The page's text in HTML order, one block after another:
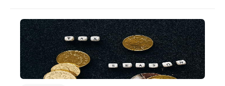
ps://blog.naver.com/jang-sung/223786594281택스신의 사
건수첩 - 태아의 유산, 불편한 진실안녕하세요? 세무회
계 장성의 신세무사입니다. 오늘은 택스신의 사건수첩
첫번째 주제로서 태아와 상속에 ...blog.naver.com3) 대습
상속인 및 특별연고자상속인이 될 직계비속 또는 형제
액을 검색하면, 차량, 선박 등과 함께 골프장회원권의
기준시가도 조회할 수 있습니다.리베라cc의 정회원의
기준시가는 41백만이고, 기흥cc의 일반회원 기준시가
는 255백만원입니다.골프회원권 양도소득세구 분내
용세 율일반 소득세율(중과 x)주택 등과 달리, 1년 내
단기양도해도 중과 x재산평가액거래 당시 실제 거래
소득세는 0원, 증여세 0원, 부모님의 유상취득세만 일
부 발생되게 세팅하여 진행한 건입니다.해당 납세자께
서는 지방의 본인 소유주택을 정리하고, 서울로 옮기
는 과정에서 부족한 자금 마련에 증여를 고민하시다가
고가양도로 진행한 사례였습니다.어떤 누군가는 저가
다가구주택, 상가주택, 다세대주택, 근생건물 등은건
설, 인테리업 업계 특성상제대로 된 계약서나 영수증
을 발행해주지 않거나,현금 등으로 처리를 하는 경우
가 많습니다.보존등기를 하고자 취득세를 낼때도법인
은 장부 및 관련 도급계약서나 증빙을 필수적으로 받
지만,개인은 직접 지으신 경우도 있고,계약서 등을 분